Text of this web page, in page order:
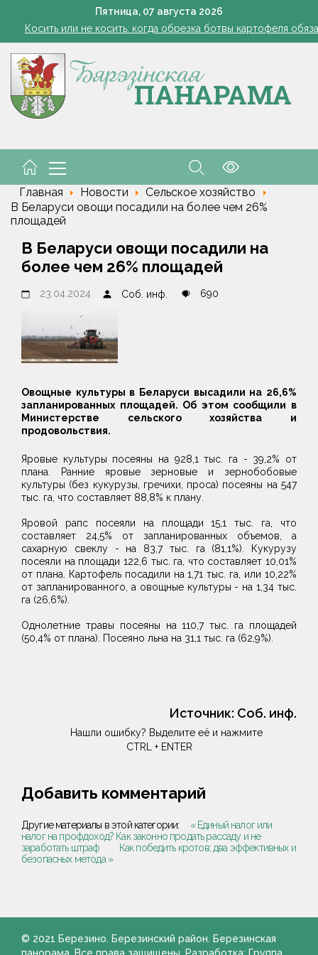
Пятница, 07 августа 2026
Семинар-совещание по охране труда профсоюза
Косить или не косить: когда обрезка ботвы картофеля
Включаем фары и продолжаем жать
расходы на проезд, если у работника нет
Семинар-совещание по охране труда профсоюза
Главная Новости
Сельское хозяйство
В Беларуси овощи посадили на более чем 26%
площадей
В Беларуси овощи посадили на
более чем 26% площадей
23.04.2024 Соб. инф. 690
Овощные культуры в Беларуси высадили на 26,6%
запланированных площадей. Об этом сообщили в
Министерстве сельского хозяйства и
продовольствия.
Яровые культуры посеяны на 928,1 тыс. га - 39,2% от
плана. Ранние яровые зерновые и зернобобовые
культуры (без кукурузы, гречихи, проса) посеяны на 547
тыс. га, что составляет 88,8% к плану.
Яровой рапс посеяли на площади 15,1 тыс. га, что
составляет 24,5% от запланированных объемов, а
сахарную свеклу - на 83,7 тыс. га (81,1%). Кукурузу
посеяли на площади 122,6 тыс. га, что составляет 10,01%
от плана. Картофель посадили на 1,71 тыс. га, или 10,22%
от запланированного, а овощные культуры - на 1,34 тыс.
га (26,6%).
Однолетние травы посеяны на 110,7 тыс. га площадей
(50,4% от плана). Посеяно льна на 31,1 тыс. га (62,9%).
Источник: Соб. инф.
Нашли ошибку? Выделите её и нажмите
CTRL + ENTER
Добавить комментарий
Другие материалы в этой категории:
« Единый налог или
налог на профдоход? Как законно продать рассаду и не
заработать штраф
Как победить кротов: два эффективных и
безопасных метода »
© 2021 Березино. Березинский район. Березинская